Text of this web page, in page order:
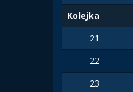
Kolejka
21
22
23